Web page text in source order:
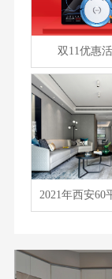
双11优惠